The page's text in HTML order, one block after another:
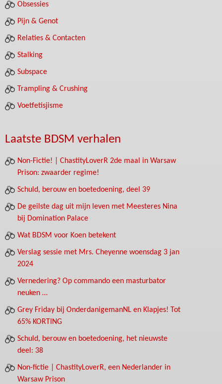
Obsessies
Pijn & Genot
Relaties & Contacten
Stalking
Subspace
Trampling & Crushing
Voetfetisjisme
Laatste BDSM verhalen
Non-Fictie! | ChastityLoverR 2de maal in Warsaw
Prison: zwaarder regime!
Schuld, berouw en boetedoening, deel 39
De geilste dag uit mijn leven met Meesteres Nina
bij Domination Palace
Wat BDSM voor Koen betekent
Verslag sessie met Mrs. Cheyenne woensdag 3 jan
2024
Vernedering? Op commando een masturbator
neuken …
Grey Friday bij OnderdanigemanNL en Klapjes! Tot
65% KORTING
Schuld, berouw en boetedoening, het nieuwste
deel: 38
Non-fictie | ChastityLoverR, een Nederlander in
Warsaw Prison